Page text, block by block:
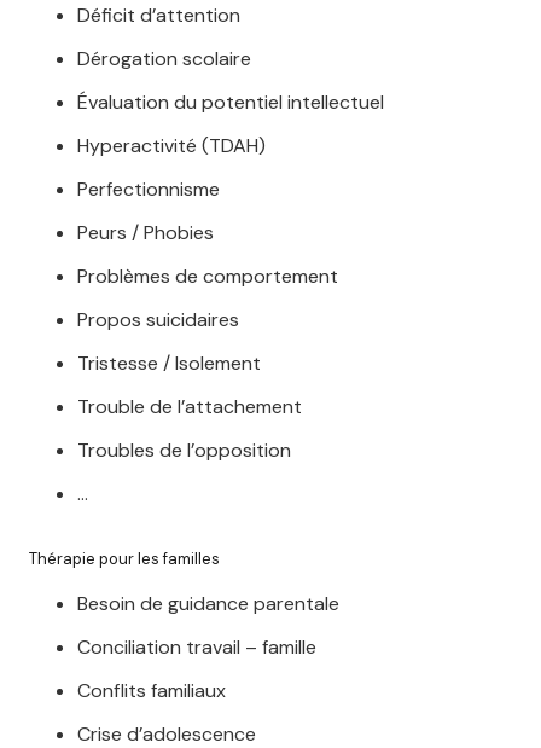
Déficit d’attention
Dérogation scolaire
Évaluation du potentiel intellectuel
Hyperactivité (TDAH)
Perfectionnisme
Peurs / Phobies
Problèmes de comportement
Propos suicidaires
Tristesse / Isolement
Trouble de l’attachement
Troubles de l’opposition
…
Thérapie pour les familles
Besoin de guidance parentale
Conciliation travail – famille
Conflits familiaux
Crise d’adolescence